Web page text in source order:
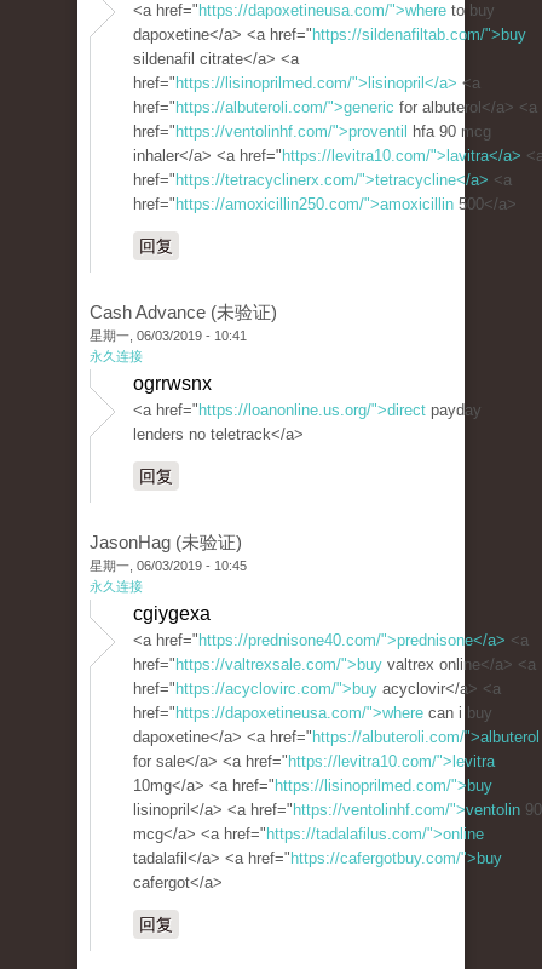
<a href=" https://dapoxetineusa.com/">where to buy
dapoxetine</a> <a href=" https://sildenafiltab.com/">buy
sildenafil citrate</a> <a
href=" https://lisinoprilmed.com/">lisinopril</a> <a
href=" https://albuteroli.com/">generic for albuterol</a> <a
href=" https://ventolinhf.com/">proventil
hfa 90 mcg
inhaler</a> <a href=" https://levitra10.com/">lavitra</a>
href=" https://tetracyclinerx.com/">tetracycline</a> <a
href=" https://amoxicillin250.com/">amoxicillin 500</a>
回复
Cash Advance (未验证)
星期一, 06/03/2019 - 10:41
永久连接
ogrrwsnx
<a href=" https://loanonline.us.org/">direct payday
lenders no teletrack</a>
回复
JasonHag (未验证)
星期一, 06/03/2019 - 10:45
永久连接
cgiygexa
<a href=" https://prednisone40.com/">prednisone</a> <a
href=" https://valtrexsale.com/">buy valtrex online</a> <a
href=" https://acyclovirc.com/">buy acyclovir</a> <a
href=" https://dapoxetineusa.com/">where can i buy
dapoxetine</a> <a href=" https://albuteroli.com/">albuterol
for sale</a> <a href=" https://levitra10.com/">levitra
10mg</a> <a href=" https://lisinoprilmed.com/">buy
lisinopril</a> <a href=" https://ventolinhf.com/">ventolin 90
mcg</a> <a href=" https://tadalafilus.com/">online
tadalafil</a> <a href=" https://cafergotbuy.com/">buy
cafergot</a>
回复